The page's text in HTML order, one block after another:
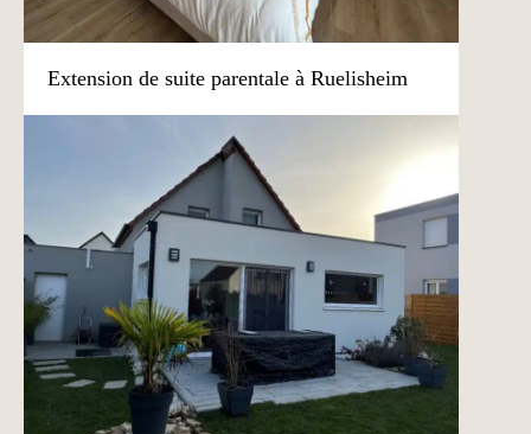
Extension de suite parentale à Ruelisheim